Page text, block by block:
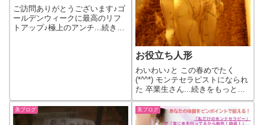
ご訪問ありがとうございます♪ゴ
ールデンウィークに最高のリフ
トアップ♪極上のアンチ...続きを
お役立ち人形
わいわい♪と この春めでたく
(*^^*) モンテセラピストになられ
た 卒業生さん...続きをもっと見
る
美ブログ 美ブログ